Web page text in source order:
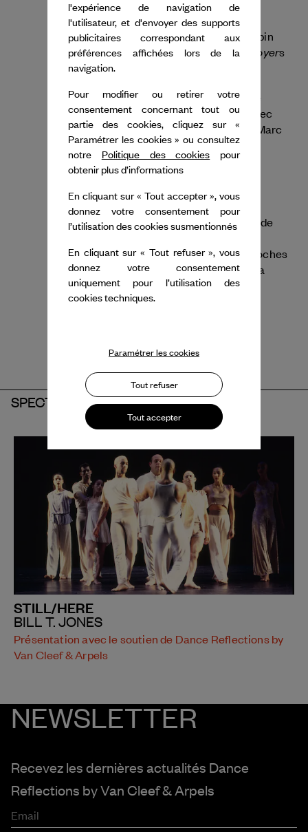
La création deStill/Herefait l'objet d'un
documentaire de Bill Moyers et David Grubin
intituléBill T. Jones : Still/Here with Bill Moyers
en 1997.
Son intérêt pour les nouveaux médias et le
monde du digital l'a amené à collaborer avec
l'équipe de Paul Kaiser, Shelley Eshkar et Marc
Downie, aujourd'hui connue sous le nom
d'OpenEnded Group.
Bill T.Jones est actuellement le directeur
artistique de New York Lives Arts. Cette
organisation travaille à créer un cadre solide
mouvement par le biais de nouvelles approches
de la production, de la présentation et de la
diffusion de la danse.
SPECTACLE
STILL/HERE
BILL T. JONES
Présentation avec le soutien de Dance Reflections by
Van Cleef & Arpels
NEWSLETTER
Recevez les dernières actualités Dance
Reflections byVan Cleef & Arpels
Email
l'expérience de navigation de
l'utilisateur, et d'envoyer des supports
publicitaires correspondant aux
préférences affichées lors de la
navigation.
Pour modifier ou retirer votre
consentement concernant tout ou
partie des cookies, cliquez sur «
Paramétrer les cookies » ou consultez
notre Politique des cookies pour
obtenir plus d’informations
En cliquant sur « Tout accepter », vous
donnez votre consentement pour
l’utilisation des cookies susmentionnés
En cliquant sur « Tout refuser », vous
donnez votre consentement
uniquement pour l’utilisation des
cookies techniques.
Paramétrer les cookies
Tout refuser
Tout accepter